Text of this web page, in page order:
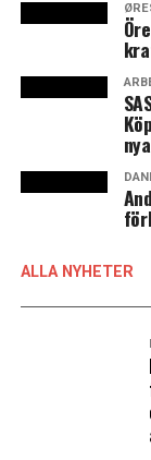
Potential för
att vara
Vaccinering
ALLA NYHETER